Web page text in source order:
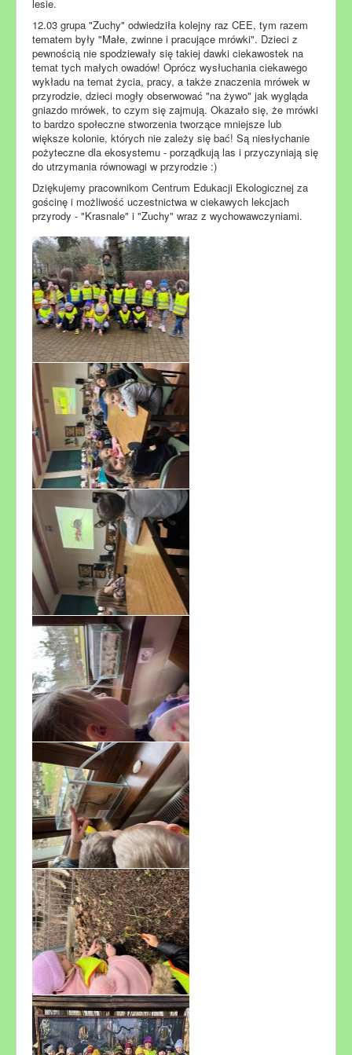
lesie.
12.03 grupa "Zuchy" odwiedziła kolejny raz CEE, tym razem
tematem były "Małe, zwinne i pracujące mrówki". Dzieci z
pewnością nie spodziewały się takiej dawki ciekawostek na
temat tych małych owadów! Oprócz wysłuchania ciekawego
wykładu na temat życia, pracy, a także znaczenia mrówek w
przyrodzie, dzieci mogły obserwować "na żywo" jak wygląda
gniazdo mrówek, to czym się zajmują. Okazało się, że mrówki
to bardzo społeczne stworzenia tworzące mniejsze lub
większe kolonie, których nie zależy się bać! Są niesłychanie
pożyteczne dla ekosystemu - porządkują las i przyczyniają się
do utrzymania równowagi w przyrodzie :)
Dziękujemy pracownikom Centrum Edukacji Ekologicznej za
gościnę i możliwość uczestnictwa w ciekawych lekcjach
przyrody - "Krasnale" i "Zuchy" wraz z wychowawczyniami.